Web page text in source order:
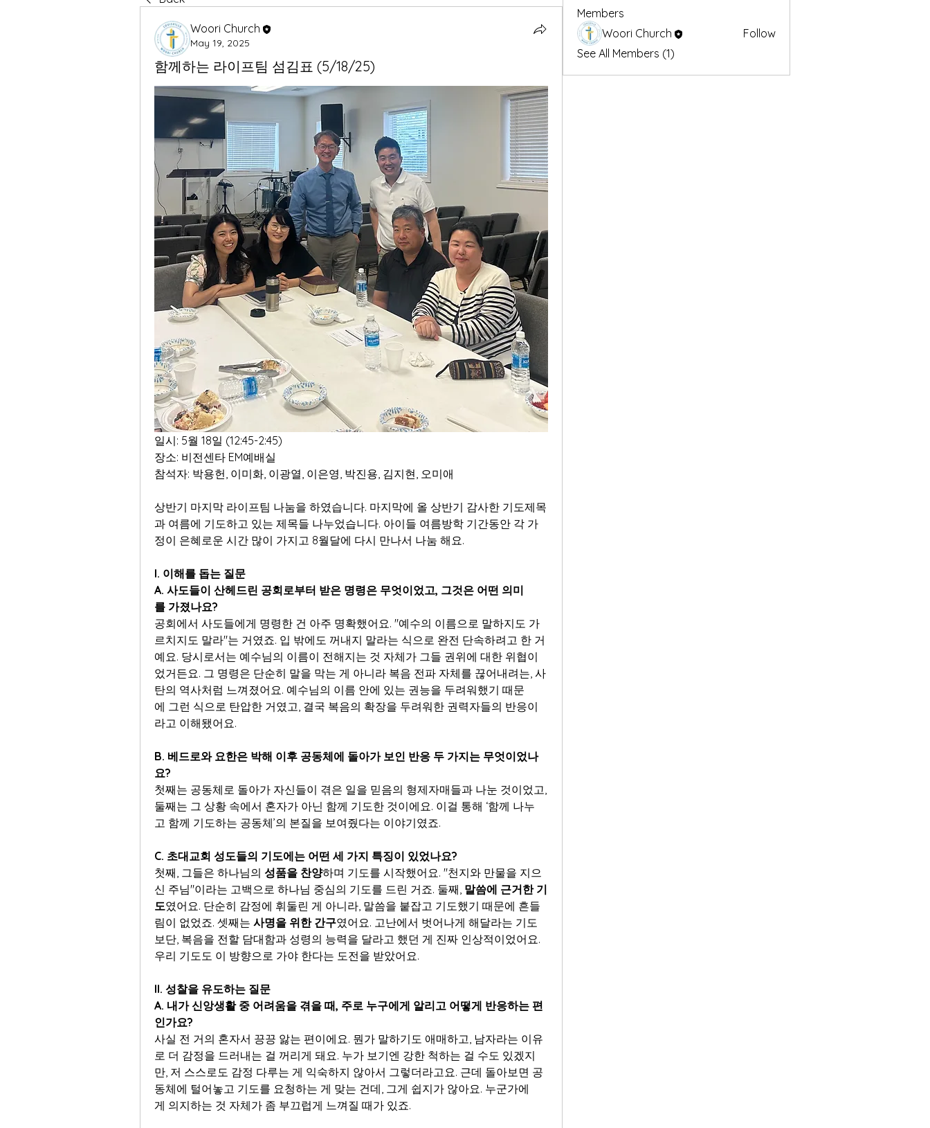
Woori Church
May 19, 2025
함께하는 라이프팀 섬김표 (5/18/25)
일시: 5월 18일 (12:45-2:45)
장소: 비전센타 EM예배실
참석자: 박용헌, 이미화, 이광열, 이은영, 박진용, 김지현, 오미애
상반기 마지막 라이프팀 나눔을 하였습니다. 마지막에 올 상반기 감사한 기도제목
과 여름에 기도하고 있는 제목들 나누었습니다. 아이들 여름방학 기간동안 각 가
정이 은혜로운 시간 많이 가지고 8월달에 다시 만나서 나눔 해요.
I. 이해를 돕는 질문
A. 사도들이 산헤드린 공회로부터 받은 명령은 무엇이었고, 그것은 어떤 의미
를 가졌나요?
공회에서 사도들에게 명령한 건 아주 명확했어요. "예수의 이름으로 말하지도 가
르치지도 말라"는 거였죠. 입 밖에도 꺼내지 말라는 식으로 완전 단속하려고 한 거
예요. 당시로서는 예수님의 이름이 전해지는 것 자체가 그들 권위에 대한 위협이
었거든요. 그 명령은 단순히 말을 막는 게 아니라 복음 전파 자체를 끊어내려는, 사
탄의 역사처럼 느껴졌어요. 예수님의 이름 안에 있는 권능을 두려워했기 때문
에 그런 식으로 탄압한 거였고, 결국 복음의 확장을 두려워한 권력자들의 반응이
라고 이해됐어요.
B. 베드로와 요한은 박해 이후 공동체에 돌아가 보인 반응 두 가지는 무엇이었나
요?
첫째는 공동체로 돌아가 자신들이 겪은 일을 믿음의 형제자매들과 나눈 것이었고,
둘째는 그 상황 속에서 혼자가 아닌 함께 기도한 것이에요. 이걸 통해 ‘함께 나누
고 함께 기도하는 공동체’의 본질을 보여줬다는 이야기였죠.
C. 초대교회 성도들의 기도에는 어떤 세 가지 특징이 있었나요?
첫째, 그들은 하나님의 성품을 찬양하며 기도를 시작했어요. "천지와 만물을 지으
신 주님"이라는 고백으로 하나님 중심의 기도를 드린 거죠. 둘째, 말씀에 근거한 기
도였어요. 단순히 감정에 휘둘린 게 아니라, 말씀을 붙잡고 기도했기 때문에 흔들
림이 없었죠. 셋째는 사명을 위한 간구였어요. 고난에서 벗어나게 해달라는 기도
보단, 복음을 전할 담대함과 성령의 능력을 달라고 했던 게 진짜 인상적이었어요.
우리 기도도 이 방향으로 가야 한다는 도전을 받았어요.
II. 성찰을 유도하는 질문
A. 내가 신앙생활 중 어려움을 겪을 때, 주로 누구에게 알리고 어떻게 반응하는 편
인가요?
사실 전 거의 혼자서 끙끙 앓는 편이에요. 뭔가 말하기도 애매하고, 남자라는 이유
로 더 감정을 드러내는 걸 꺼리게 돼요. 누가 보기엔 강한 척하는 걸 수도 있겠지
만, 저 스스로도 감정 다루는 게 익숙하지 않아서 그렇더라고요. 근데 돌아보면 공
동체에 털어놓고 기도를 요청하는 게 맞는 건데, 그게 쉽지가 않아요. 누군가에
게 의지하는 것 자체가 좀 부끄럽게 느껴질 때가 있죠.
Members
Woori Church
Follow
See All Members (1)